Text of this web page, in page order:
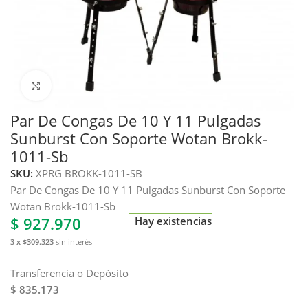
Haga clic para ampliar
Par De Congas De 10 Y 11 Pulgadas
Sunburst Con Soporte Wotan Brokk-
1011-Sb
SKU: XPRG BROKK-1011-SB
Par De Congas De 10 Y 11 Pulgadas Sunburst Con Soporte
Wotan Brokk-1011-Sb
$ 927.970
3 x $309.323 sin interés
Transferencia o Depósito
$ 835.173
Hay existencias